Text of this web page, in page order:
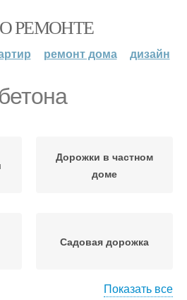
РЕМОНТЕ
ремонт дома дизайн
Дорожки в частном
доме
Садовая дорожка
Показать все